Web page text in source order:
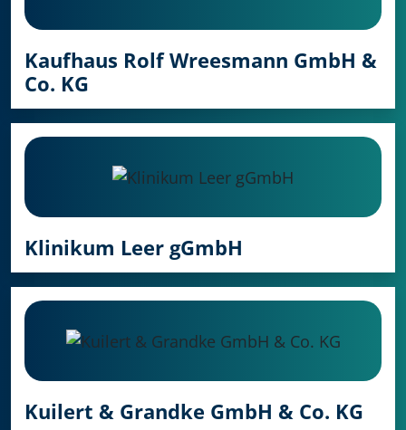
Kaufhaus Rolf Wreesmann GmbH &
Co. KG
Klinikum Leer gGmbH
Kuilert & Grandke GmbH & Co. KG